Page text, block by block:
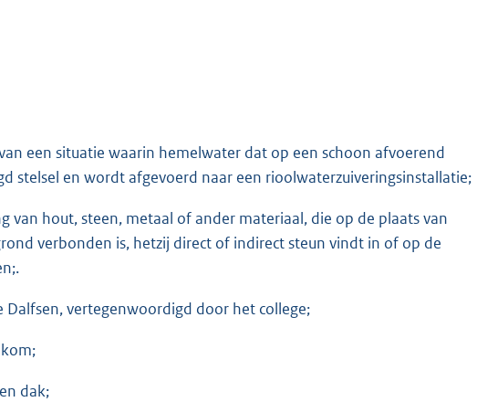
een situatie waarin hemelwater dat op een schoon afvoerend
stelsel en wordt afgevoerd naar een rioolwaterzuiveringsinstallatie;
van hout, steen, metaal of ander materiaal, die op de plaats van
verbonden is, hetzij direct of indirect steun vindt in of op de
vertegenwoordigd door het college;
dak;